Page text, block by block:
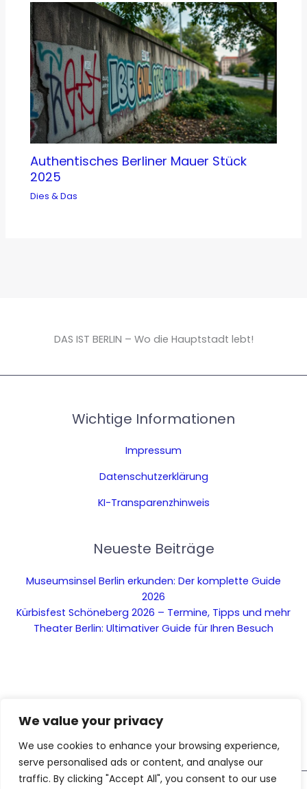
We value your privacy
We use cookies to enhance your browsing experience,
serve personalised ads or content, and analyse our
traffic. By clicking "Accept All", you consent to our use
Authentisches Berliner Mauer Stück
2025
Dies & Das
DAS IST BERLIN – Wo die Hauptstadt lebt!
Wichtige Informationen
Impressum
Datenschutzerklärung
KI-Transparenzhinweis
Neueste Beiträge
Museumsinsel Berlin erkunden: Der komplette Guide
2026
Kürbisfest Schöneberg 2026 – Termine, Tipps und mehr
Theater Berlin: Ultimativer Guide für Ihren Besuch